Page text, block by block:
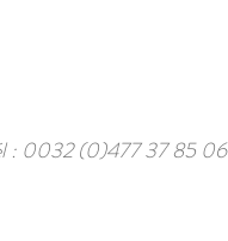
: 0032 (0)477 37 85 06